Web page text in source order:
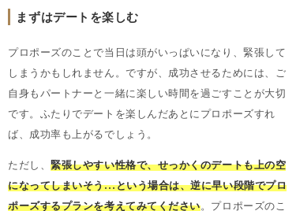
まずはデートを楽しむ
プロポーズのことで当日は頭がいっぱいになり、緊張して
しまうかもしれません。ですが、成功させるためには、ご
自身もパートナーと一緒に楽しい時間を過ごすことが大切
です。ふたりでデートを楽しんだあとにプロポーズすれ
ば、成功率も上がるでしょう。
ただし、緊張しやすい性格で、せっかくのデートも上の空
になってしまいそう…という場合は、逆に早い段階でプロ
ポーズするプランを考えてみてください。プロポーズのこ